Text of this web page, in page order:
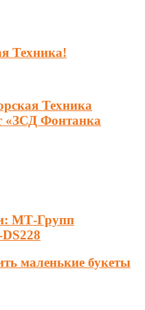
Техника!
Техника
«ЗСД Фонтанка
МТ-Групп
маленькие букеты